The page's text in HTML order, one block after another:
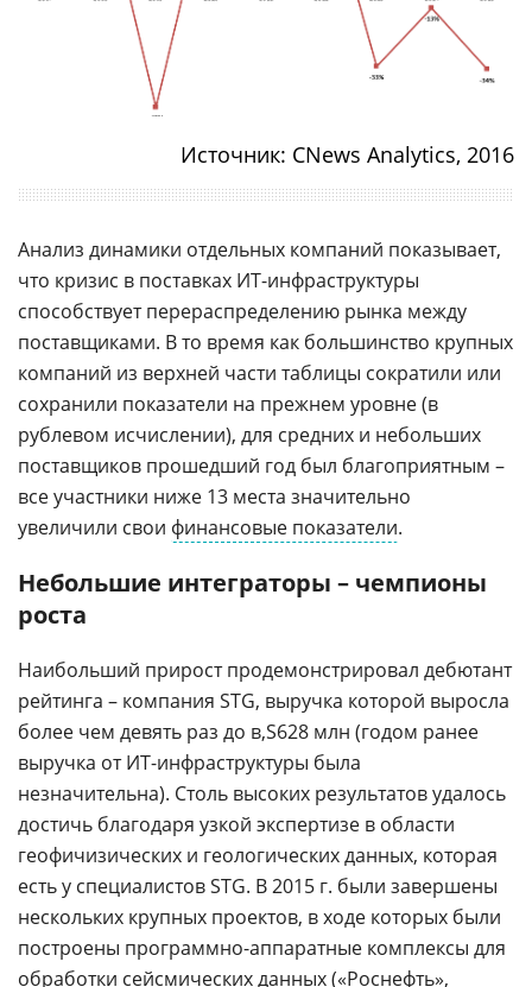
Источник: CNews Analytics, 2016
Анализ динамики отдельных компаний показывает,
что кризис в поставках ИТ-инфраструктуры
способствует перераспределению рынка между
поставщиками. В то время как большинство крупных
компаний из верхней части таблицы сократили или
сохранили показатели на прежнем уровне (в
рублевом исчислении), для средних и небольших
поставщиков прошедший год был благоприятным –
все участники ниже 13 места значительно
увеличили свои финансовые показатели.
Небольшие интеграторы – чемпионы
роста
Наибольший прирост продемонстрировал дебютант
рейтинга – компания STG, выручка которой выросла
более чем девять раз до
628 млн (годом ранее
выручка от ИТ-инфраструктуры была
незначительна). Столь высоких результатов удалось
достичь благодаря узкой экспертизе в области
геофичизических и геологических данных, которая
есть у специалистов STG. В 2015 г. были завершены
нескольких крупных проектов, в ходе которых были
построены программно-аппаратные комплексы для
обработки сейсмических данных («Роснефть»,